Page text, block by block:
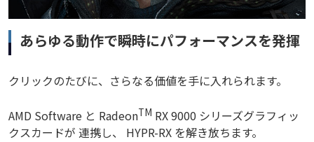
あらゆる動作で瞬時にパフォーマンスを発揮
クリックのたびに、さらなる価値を手に入れられます。
AMD Software と RadeonTM RX 9000 シリーズグラフィッ
クスカードが 連携し、 HYPR-RX を解き放ちます。